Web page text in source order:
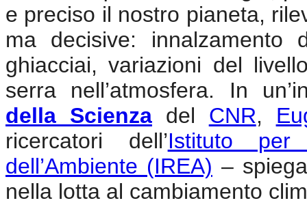
e preciso il nostro pianeta,
ma decisive: innalzamento
ghiacciai, variazioni del
serra nell’atmosfera. In
della Scienzadel CNR,
ricercatori dell’Istituto per
dell’Ambiente (IREA) –
nella lotta al cambiamento